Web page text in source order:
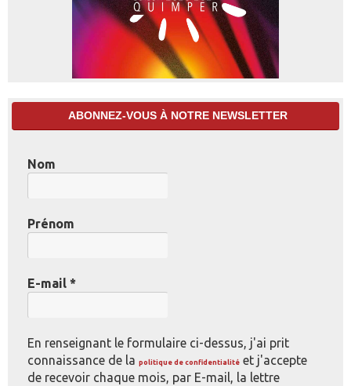
ABONNEZ-VOUS À NOTRE NEWSLETTER
Nom
Prénom
E-mail *
En renseignant le formulaire ci-dessus, j'ai prit
connaissance de la politique de confidentialité et j'accepte
de recevoir chaque mois, par E-mail, la lettre